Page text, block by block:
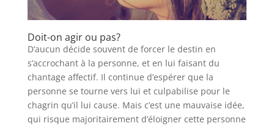
Doit-on agir ou pas?
D’aucun décide souvent de forcer le destin en
s’accrochant à la personne, et en lui faisant du
chantage affectif. Il continue d’espérer que la
personne se tourne vers lui et culpabilise pour le
chagrin qu’il lui cause. Mais c’est une mauvaise idée,
qui risque majoritairement d’éloigner cette personne